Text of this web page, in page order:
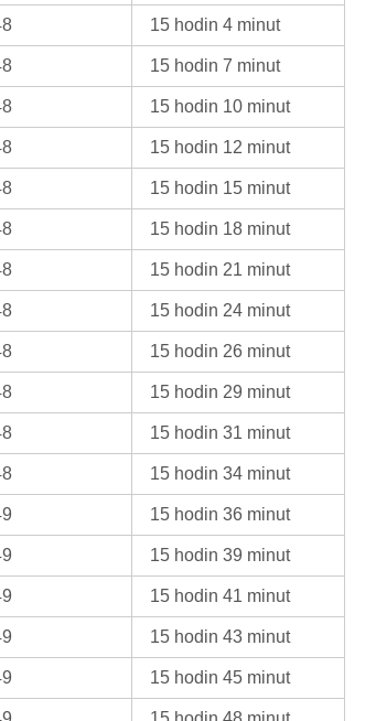
15 hodin 4 minut
15 hodin 7 minut
15 hodin 10 minut
15 hodin 12 minut
15 hodin 15 minut
15 hodin 18 minut
15 hodin 21 minut
15 hodin 24 minut
15 hodin 26 minut
15 hodin 29 minut
15 hodin 31 minut
15 hodin 34 minut
15 hodin 36 minut
15 hodin 39 minut
15 hodin 41 minut
15 hodin 43 minut
15 hodin 45 minut